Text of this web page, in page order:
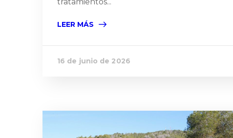
LEER MÁS
16 de junio de 2026